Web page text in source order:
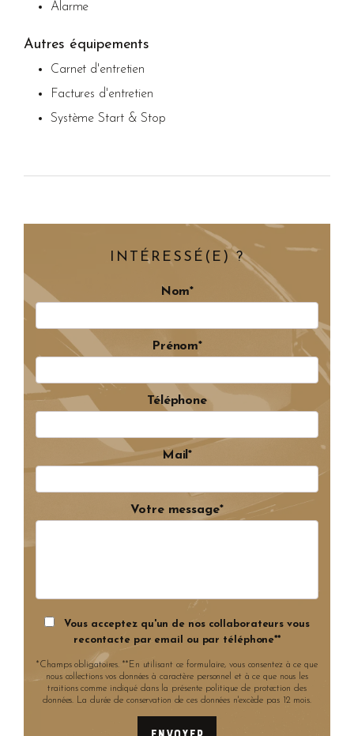
Alarme
Autres équipements
Carnet d'entretien
Factures d'entretien
Système Start & Stop
INTÉRESSÉ(E) ?
Nom*
Prénom*
Téléphone
Mail*
Votre message*
Vous acceptez qu'un de nos collaborateurs vous
recontacte par email ou par téléphone**
*Champs obligatoires. **En utilisant ce formulaire, vous consentez à ce que
nous collections vos données à caractère personnel et à ce que nous les
traitions comme indiqué dans la présente politique de protection des
données. La durée de conservation de ces données n'excède pas 12 mois.